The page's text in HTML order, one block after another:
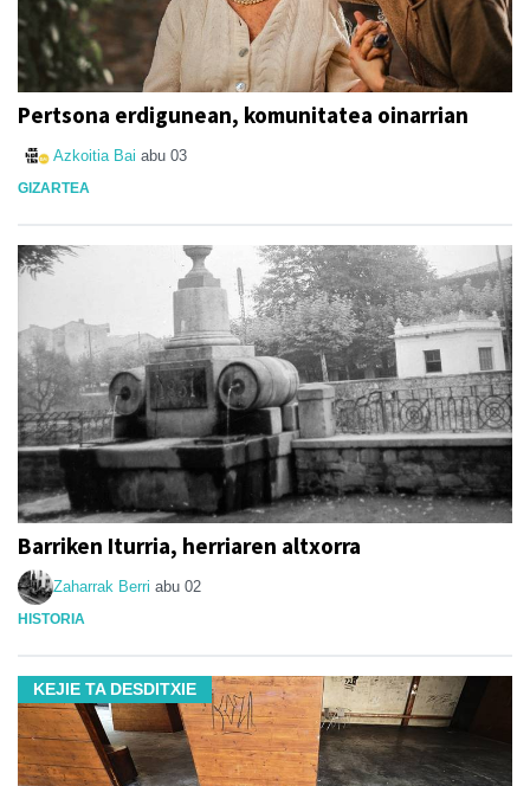
Pertsona erdigunean, komunitatea oinarrian
Azkoitia Bai abu 03
GIZARTEA
Barriken Iturria, herriaren altxorra
Zaharrak Berri abu 02
HISTORIA
KEJIE TA DESDITXIE